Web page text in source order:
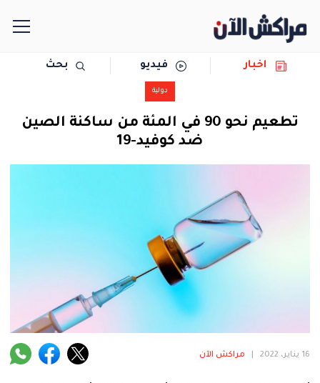
مجتمع
منوعة
اخبار فيديو بحث
دولية
تطعيم نحو 90 في المئة من ساكنة الصين
ضد كوفيد-19
16 يناير، 2022 مراكش الآن